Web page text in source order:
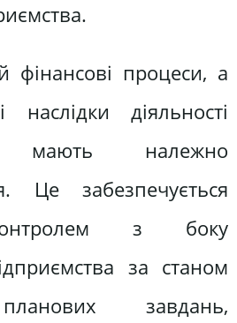
фінансові процеси, а
наслідки діяльності
мають належно
Це забезпечується
з боку
за станом
завдань,